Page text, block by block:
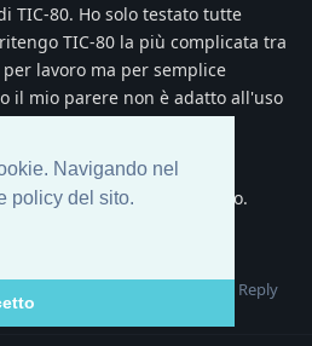
Navigando nel
policy del sito.
TIC-80. Ho solo testato tutte
TIC-80 la più complicata tra
lavoro ma per semplice
il mio parere non è adatto all'uso
occasione di parlare
mi tolgo qualche dubbio.
Reply